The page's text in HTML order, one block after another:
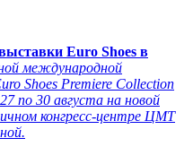
Euro Shoes в
международной
Shoes Premiere Collection
по 30 августа на новой
конгресс-центре ЦМТ